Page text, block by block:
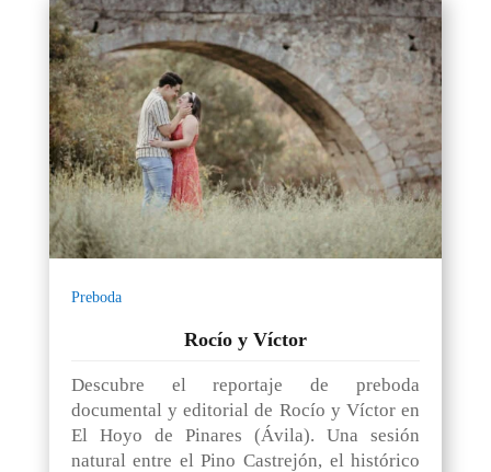
Preboda
Rocío y Víctor
Descubre el reportaje de preboda
documental y editorial de Rocío y Víctor en
El Hoyo de Pinares (Ávila). Una sesión
natural entre el Pino Castrejón, el histórico